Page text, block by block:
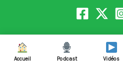
Accueil Podcast Vidéos